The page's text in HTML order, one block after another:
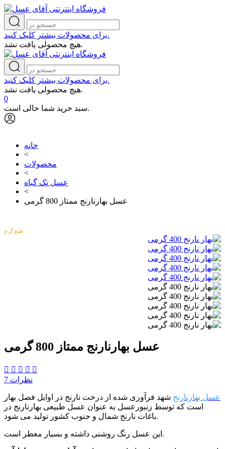
برای محصولات بیشتر کلیک کنید.
هیچ محصولی یافت نشد.
برای محصولات بیشتر کلیک کنید.
هیچ محصولی یافت نشد.
0
سبد خرید شما خالی است.
خانه
<
محصولات
<
عسل تک گیاه
<
عسل بهارنارنج ممتاز 800 گرمی
طبع گرم
عسل بهارنارنج ممتاز 800 گرمی
7 نظرات
عسل بهارنارنج شهد فرآوری شده از درخت نارنج در اوایل فصل بهار
است که توسط زنبورعسل به عنوان عسل طبیعی بهارنارنج در
باغات نارنج شمال و جنوب کشور تولید می شود.
این عسل رنگ روشنی داشته و بسیار معطر است.